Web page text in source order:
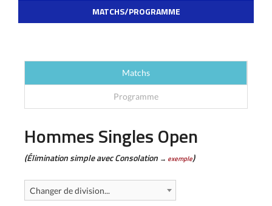
MATCHS/PROGRAMME
Matchs
Programme
Hommes Singles Open
(Élimination simple avec Consolation → exemple)
Changer de division...